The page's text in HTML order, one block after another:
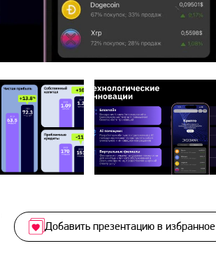
Добавить презентацию в избранное